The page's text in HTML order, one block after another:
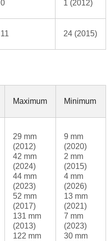
0 1 (2012)
11 24 (2015)
Maximum Minimum
29 mm
(2012)
42 mm
(2024)
44 mm
(2023)
52 mm
(2017)
131 mm
(2013)
122 mm
9 mm
(2020)
2 mm
(2015)
4 mm
(2026)
13 mm
(2021)
7 mm
(2023)
30 mm